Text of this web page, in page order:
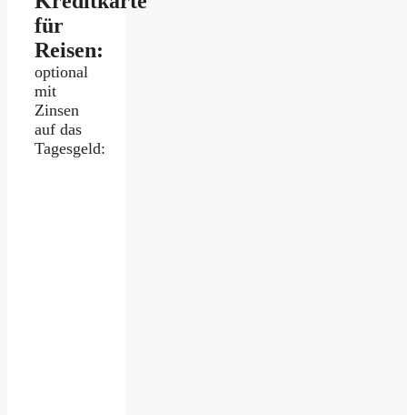
für
Reisen:
optional
mit
Zinsen
auf das
Tagesgeld: